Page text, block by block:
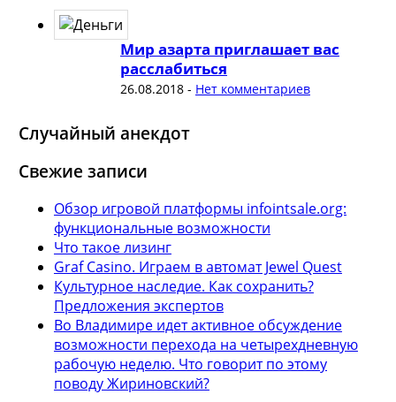
Мир азарта приглашает вас
расслабиться
26.08.2018- Нет комментариев
Случайный анекдот
Свежие записи
Обзор игровой платформы infointsale.org:
функциональные возможности
Что такое лизинг
Graf Casino. Играем в автомат Jewel Quest
Культурное наследие. Как сохранить?
Предложения экспертов
Во Владимире идет активное обсуждение
возможности перехода на четырехдневную
рабочую неделю. Что говорит по этому
поводу Жириновский?